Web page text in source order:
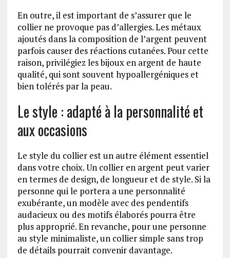
En outre, il est important de s’assurer que le
collier ne provoque pas d’allergies. Les métaux
ajoutés dans la composition de l’argent peuvent
parfois causer des réactions cutanées. Pour cette
raison, privilégiez les bijoux en argent de haute
qualité, qui sont souvent hypoallergéniques et
bien tolérés par la peau.
Le style : adapté à la personnalité et
aux occasions
Le style du collier est un autre élément essentiel
dans votre choix. Un collier en argent peut varier
en termes de design, de longueur et de style. Si la
personne qui le portera a une personnalité
exubérante, un modèle avec des pendentifs
audacieux ou des motifs élaborés pourra être
plus approprié. En revanche, pour une personne
au style minimaliste, un collier simple sans trop
de détails pourrait convenir davantage.